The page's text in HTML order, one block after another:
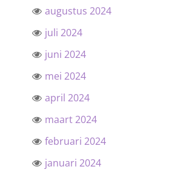
augustus 2024
juli 2024
juni 2024
mei 2024
april 2024
maart 2024
februari 2024
januari 2024